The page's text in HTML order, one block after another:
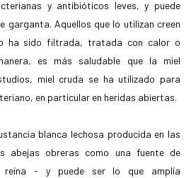
y antibióticos leves, y puede
garganta. Aquellos que lo utilizan creen
ha sido filtrada, tratada con calor o
es más saludable que la miel
miel cruda se ha utilizado para
en particular en heridas abiertas.
blanca lechosa producida en las
abejas obreras como una fuente de
reina - y puede ser lo que amplía